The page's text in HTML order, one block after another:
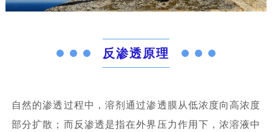
反渗透原理
自然的渗透过程中，溶剂通过渗透膜从低浓度向高浓度
部分扩散；而反渗透是指在外界压力作用下，浓溶液中